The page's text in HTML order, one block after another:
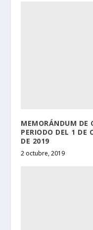
MEMORÁNDUM DE
PERIODO DEL 1 DE
DE 2019
2 octubre, 2019